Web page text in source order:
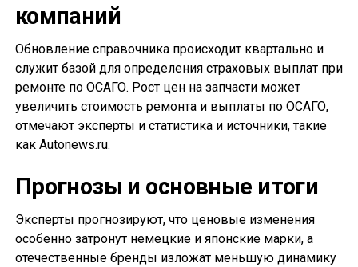
компаний
Обновление справочника происходит квартально и
служит базой для определения страховых выплат при
ремонте по ОСАГО. Рост цен на запчасти может
увеличить стоимость ремонта и выплаты по ОСАГО,
отмечают эксперты и статистика и источники, такие
как Autonews.ru.
Прогнозы и основные итоги
Эксперты прогнозируют, что ценовые изменения
особенно затронут немецкие и японские марки, а
отечественные бренды изложат меньшую динамику